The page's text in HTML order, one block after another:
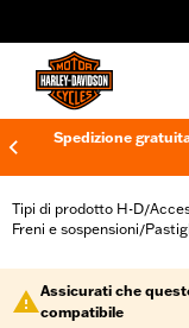
Spedizione
Tipi di prodotto H-D/
Freni e sospensioni/
Assicurati che
compatibile